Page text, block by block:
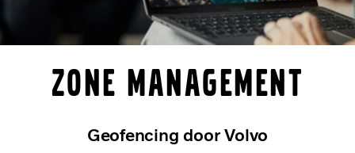
Zone Management
Geofencing door Volvo